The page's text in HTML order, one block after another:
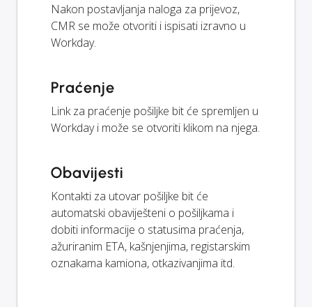
Nakon postavljanja naloga za prijevoz,
CMR se može otvoriti i ispisati izravno u
Workday.
Praćenje
Link za praćenje pošiljke bit će spremljen u
Workday i može se otvoriti klikom na njega.
Obavijesti
Kontakti za utovar pošiljke bit će
automatski obaviješteni o pošiljkama i
dobiti informacije o statusima praćenja,
ažuriranim ETA, kašnjenjima, registarskim
oznakama kamiona, otkazivanjima itd.